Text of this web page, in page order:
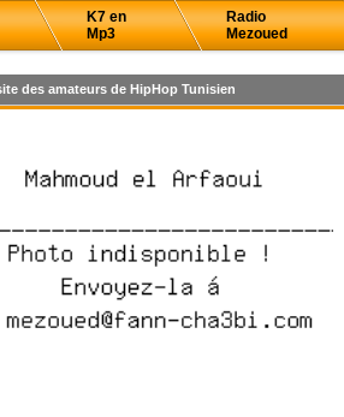
K7 en
Mp3
Radio
Mezoued
des amateurs de HipHop Tunisien